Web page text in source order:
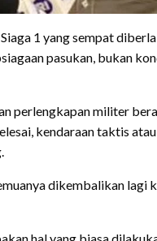
1 yang sempat
pasukan, bukan
perlengkapan militer
kendaraan taktis
dikembalikan lagi